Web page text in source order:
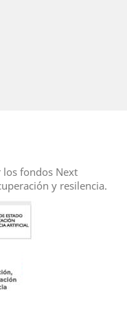
fondos Next
y resilencia.